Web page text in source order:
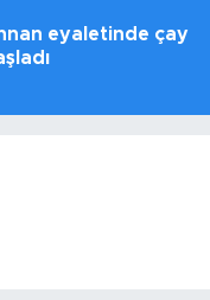
eyaletinde çay